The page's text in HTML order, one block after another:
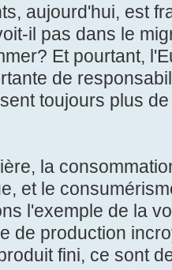
aujourd'hui, est
il pas dans le
Et pourtant,
de
toujours plus
la
et le
l'exemple de la
de production
fini, ce sont